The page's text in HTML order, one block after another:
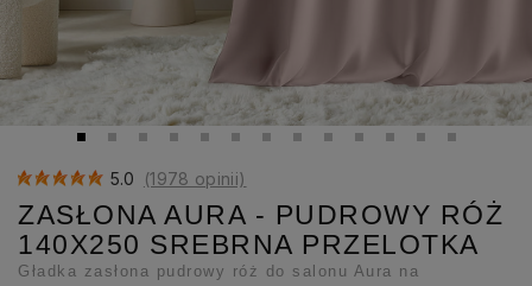
5.0 (1978 opinii)
ZASŁONA AURA - PUDROWY RÓŻ
140X250 SREBRNA PRZELOTKA
Gładka zasłona pudrowy róż do salonu Aura na